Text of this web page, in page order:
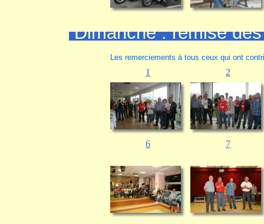
Dimanche : remise
Les remerciements à tous ceux qui ont
1 2
6 7